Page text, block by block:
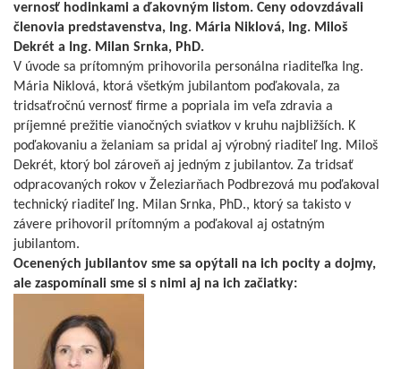
vernosť hodinkami a ďakovným listom. Ceny odovzdávali
členovia predstavenstva, Ing. Mária Niklová, Ing. Miloš
Dekrét a Ing. Milan Srnka, PhD.
V úvode sa prítomným prihovorila personálna riaditeľka Ing.
Mária Niklová, ktorá všetkým jubilantom poďakovala, za
tridsaťročnú vernosť firme a popriala im veľa zdravia a
príjemné prežitie vianočných sviatkov v kruhu najbližších. K
poďakovaniu a želaniam sa pridal aj výrobný riaditeľ Ing. Miloš
Dekrét, ktorý bol zároveň aj jedným z jubilantov. Za tridsať
odpracovaných rokov v Železiarňach Podbrezová mu poďakoval
technický riaditeľ Ing. Milan Srnka, PhD., ktorý sa takisto v
závere prihovoril prítomným a poďakoval aj ostatným
jubilantom.
Ocenených jubilantov sme sa opýtali na ich pocity a dojmy,
ale zaspomínali sme si s nimi aj na ich začiatky: